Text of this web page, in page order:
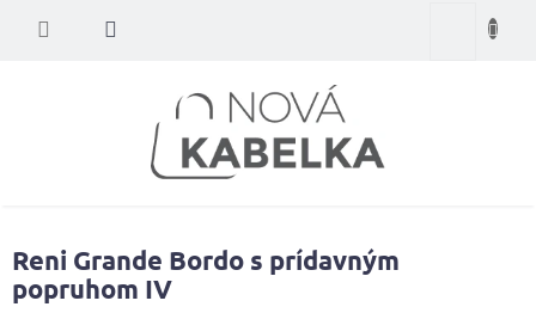
Nákupný
Reni Grande Bordo s prídavným
popruhom IV